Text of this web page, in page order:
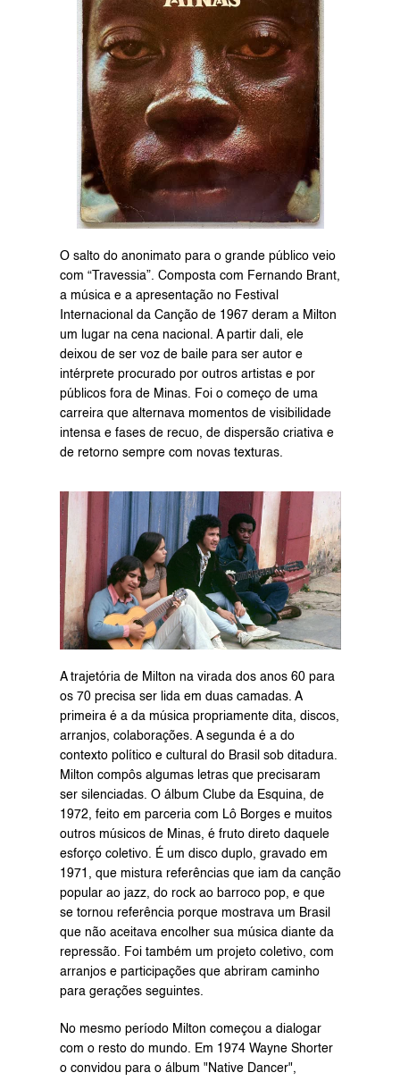
O salto do anonimato para o grande público veio
com “Travessia”. Composta com Fernando Brant,
a música e a apresentação no Festival
Internacional da Canção de 1967 deram a Milton
um lugar na cena nacional. A partir dali, ele
deixou de ser voz de baile para ser autor e
intérprete procurado por outros artistas e por
públicos fora de Minas. Foi o começo de uma
carreira que alternava momentos de visibilidade
intensa e fases de recuo, de dispersão criativa e
de retorno sempre com novas texturas.
A trajetória de Milton na virada dos anos 60 para
os 70 precisa ser lida em duas camadas. A
primeira é a da música propriamente dita, discos,
arranjos, colaborações. A segunda é a do
contexto político e cultural do Brasil sob ditadura.
Milton compôs algumas letras que precisaram
ser silenciadas. O álbum Clube da Esquina, de
1972, feito em parceria com Lô Borges e muitos
outros músicos de Minas, é fruto direto daquele
esforço coletivo. É um disco duplo, gravado em
1971, que mistura referências que iam da canção
popular ao jazz, do rock ao barroco pop, e que
se tornou referência porque mostrava um Brasil
que não aceitava encolher sua música diante da
repressão. Foi também um projeto coletivo, com
arranjos e participações que abriram caminho
para gerações seguintes.
No mesmo período Milton começou a dialogar
com o resto do mundo. Em 1974 Wayne Shorter
o convidou para o álbum "Native Dancer",